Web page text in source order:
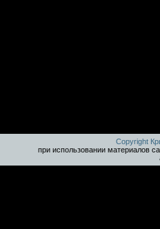
Copyright
при использовании материалов